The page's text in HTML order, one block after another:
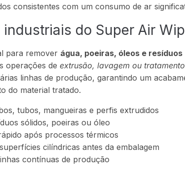
consistentes com um consumo de ar
do Super Air
para remover água, poeiras, óleos e resíduos
operações de extrusão, lavagem ou
linhas de produção, garantindo um
do material tratado.
tubos, mangueiras e perfis extrudidos
sólidos, poeiras ou óleo
após processos térmicos
cilíndricas antes da embalagem
contínuas de produção